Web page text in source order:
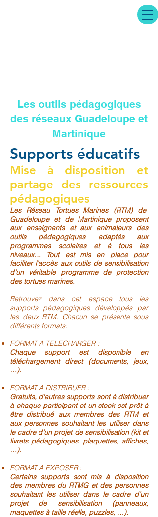
Les outils pédagogiques
des réseaux Guadeloupe et
Martinique
Supports éducatifs
Mise à disposition et
partage des ressources
pédagogiques
Les Réseau Tortues Marines (RTM) de
Guadeloupe et de Martinique proposent
aux enseignants et aux animateurs des
outils pédagogiques adaptés aux
programmes scolaires et à tous les
niveaux… Tout est mis en place pour
faciliter l’accès aux outils de sensibilisation
d’un véritable programme de protection
des tortues marines.
Retrouvez dans cet espace tous les
supports pédagogiques développés par
les deux RTM. Chacun se présente sous
différents formats:
FORMAT A TELECHARGER :
Chaque support est disponible en
téléchargement direct (documents, jeux,
…).
FORMAT A DISTRIBUER :
Gratuits, d’autres supports sont à distribuer
à chaque participant et un stock est prêt à
être distribué aux membres des RTM et
aux personnes souhaitant les utiliser dans
le cadre d’un projet de sensibilisation (kit et
livrets pédagogiques, plaquettes, affiches,
…).
FORMAT A EXPOSER :
Certains supports sont mis à disposition
des membres du RTMG et des personnes
souhaitant les utiliser dans le cadre d’un
projet de sensibilisation (panneaux,
maquettes à taille réelle, puzzles, …).